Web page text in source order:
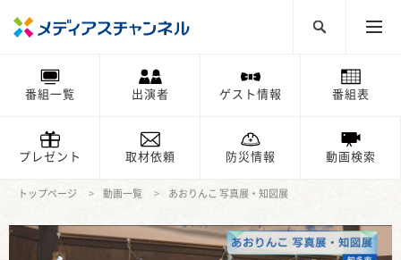
番組一覧 出演者 ゲスト情報 番組表
プレゼント 取材依頼 防災情報 動画検索
トップページ 動画一覧 あおりんこ 写真展・知図展